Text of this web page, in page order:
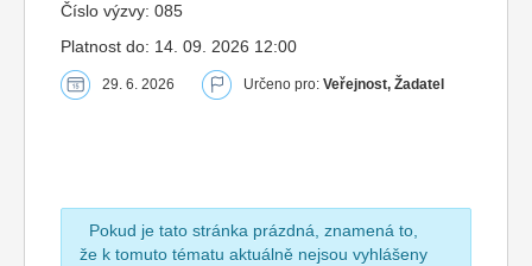
Číslo výzvy: 085
Platnost do: 14. 09. 2026 12:00
29. 6. 2026 Určeno pro: Veřejnost, Žadatel
Pokud je tato stránka prázdná, znamená to,
že k tomuto tématu aktuálně nejsou vyhlášeny